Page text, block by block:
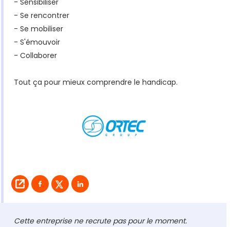
- Sensibiliser
- Se rencontrer
- Se mobiliser
- S'émouvoir
- Collaborer
Tout ça pour mieux comprendre le handicap.
Cette entreprise ne recrute pas pour le moment.